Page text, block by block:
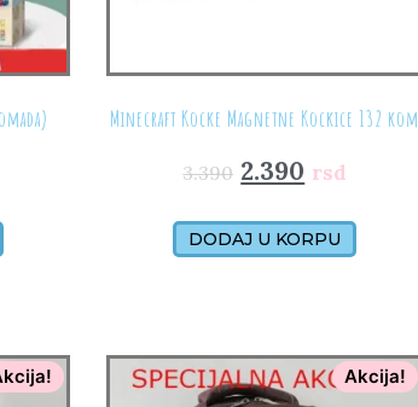
Minecraft Kocke Magnetne Kockice 132 kom
3.390 2.390 rsd
DODAJ U KORPU
Akcija!